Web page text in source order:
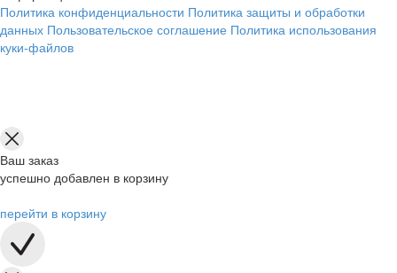
Политика конфиденциальности Политика защиты и обработки
данных Пользовательское соглашение Политика использования
куки-файлов
Ваш заказ
успешно добавлен в корзину
перейти в корзину